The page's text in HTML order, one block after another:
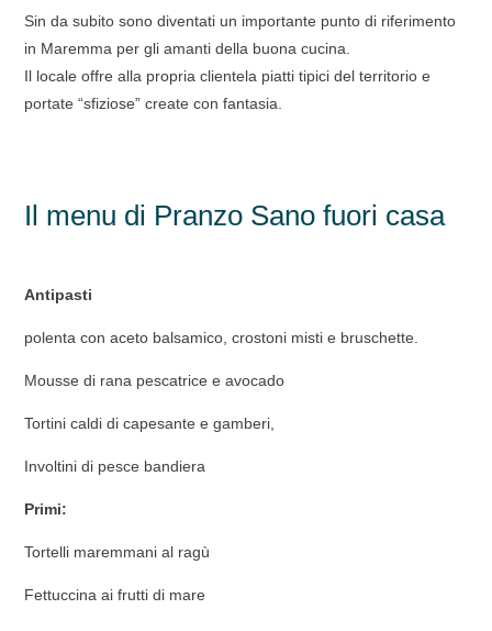
Sin da subito sono diventati un importante punto di riferimento
in Maremma per gli amanti della buona cucina.
Il locale offre alla propria clientela piatti tipici del territorio e
portate “sfiziose” create con fantasia.
Il menu di Pranzo Sano fuori casa
Antipasti
polenta con aceto balsamico, crostoni misti e bruschette.
Mousse di rana pescatrice e avocado
Tortini caldi di capesante e gamberi,
Involtini di pesce bandiera
Primi:
Tortelli maremmani al ragù
Fettuccina ai frutti di mare